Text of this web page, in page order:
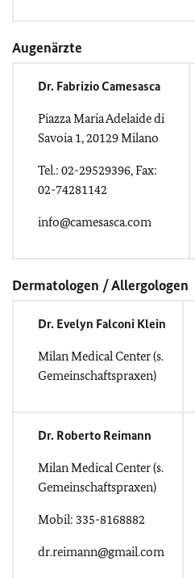
Augenärzte
Dr. Fabrizio Camesasca
Piazza Maria Adelaide di
Savoia 1, 20129 Milano
Tel.: 02-29529396, Fax:
02-74281142
info@camesasca.com
Dermatologen / Allergologen
Dr. Evelyn Falconi Klein
Milan Medical Center (s.
Gemeinschaftspraxen)
Dr. Roberto Reimann
Milan Medical Center (s.
Gemeinschaftspraxen)
Mobil: 335-8168882
dr.reimann@gmail.com